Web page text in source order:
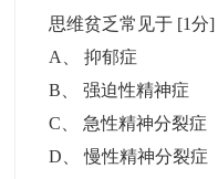
思维贫乏常见于 [1分]
A
、抑郁症
B 、强迫性精神症
C
急性精神分裂症
D 、慢性精神分裂症